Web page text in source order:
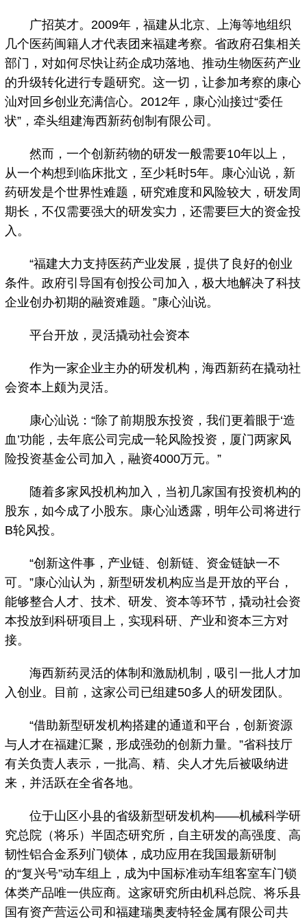
广招英才。2009年，福建从北京、上海等地组织
几个医药闽籍人才代表团来福建考察。省政府召集相关
部门，对如何尽快让药企成功落地、推动生物医药产业
的升级转化进行专题研究。这一切，让参加考察的康心
汕对回乡创业充满信心。2012年，康心汕接过“委任
状”，牵头组建海西新药创制有限公司。
然而，一个创新药物的研发一般需要10年以上，
从一个构想到临床批文，至少耗时5年。康心汕说，新
药研发是个世界性难题，研究难度和风险较大，研发周
期长，不仅需要强大的研发实力，还需要巨大的资金投
入。
“福建大力支持医药产业发展，提供了良好的创业
条件。政府引导国有创投公司加入，极大地解决了科技
企业创办初期的融资难题。”康心汕说。
平台开放，灵活撬动社会资本
作为一家企业主办的研发机构，海西新药在撬动社
会资本上颇为灵活。
康心汕说：“除了前期股东投资，我们更着眼于‘造
血’功能，去年底公司完成一轮风险投资，厦门两家风
险投资基金公司加入，融资4000万元。”
随着多家风投机构加入，当初几家国有投资机构的
股东，如今成了小股东。康心汕透露，明年公司将进行
B轮风投。
“创新这件事，产业链、创新链、资金链缺一不
可。”康心汕认为，新型研发机构应当是开放的平台，
能够整合人才、技术、研发、资本等环节，撬动社会资
本投放到科研项目上，实现科研、产业和资本三方对
接。
海西新药灵活的体制和激励机制，吸引一批人才加
入创业。目前，这家公司已组建50多人的研发团队。
“借助新型研发机构搭建的通道和平台，创新资源
与人才在福建汇聚，形成强劲的创新力量。”省科技厅
有关负责人表示，一批高、精、尖人才先后被吸纳进
来，并活跃在全省各地。
位于山区小县的省级新型研发机构——机械科学研
究总院（将乐）半固态研究所，自主研发的高强度、高
韧性铝合金系列门锁体，成功应用在我国最新研制
的“复兴号”动车组上，成为中国标准动车组客室车门锁
体类产品唯一供应商。这家研究所由机科总院、将乐县
国有资产营运公司和福建瑞奥麦特轻金属有限公司共